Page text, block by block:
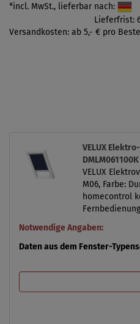
*incl. MwSt., lieferbar nach:
Lieferfrist:
Versandkosten: ab 5,- € pro
VELUX
DMLM061100K
VELUX
M06, Farbe:
homecontrol
Fernbedienung
Notwendige Angaben:
Daten aus dem Fenster-